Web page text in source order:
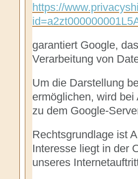
https://
garantiert Google,
Verarbeitung von
Um die Darstellung
ermöglichen, wird
zu dem Google-
Rechtsgrundlage ist
Interesse liegt in der
unseres